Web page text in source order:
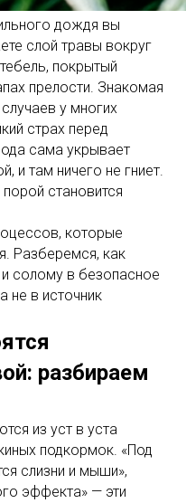
дождя вы
слой травы вокруг
покрытый
прелости. Знакомая
у многих
страх перед
сама укрывает
и там ничего не гниет.
становится
которые
Разберемся, как
солому в безопасное
не в источник
разбираем
из уст в уста
подкормок. «Под
слизни и мыши»,
эффекта» — эти